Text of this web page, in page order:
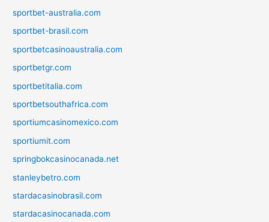
sportbet-australia.com
sportbet-brasil.com
sportbetcasinoaustralia.com
sportbetgr.com
sportbetitalia.com
sportbetsouthafrica.com
sportiumcasinomexico.com
sportiumit.com
springbokcasinocanada.net
stanleybetro.com
stardacasinobrasil.com
stardacasinocanada.com